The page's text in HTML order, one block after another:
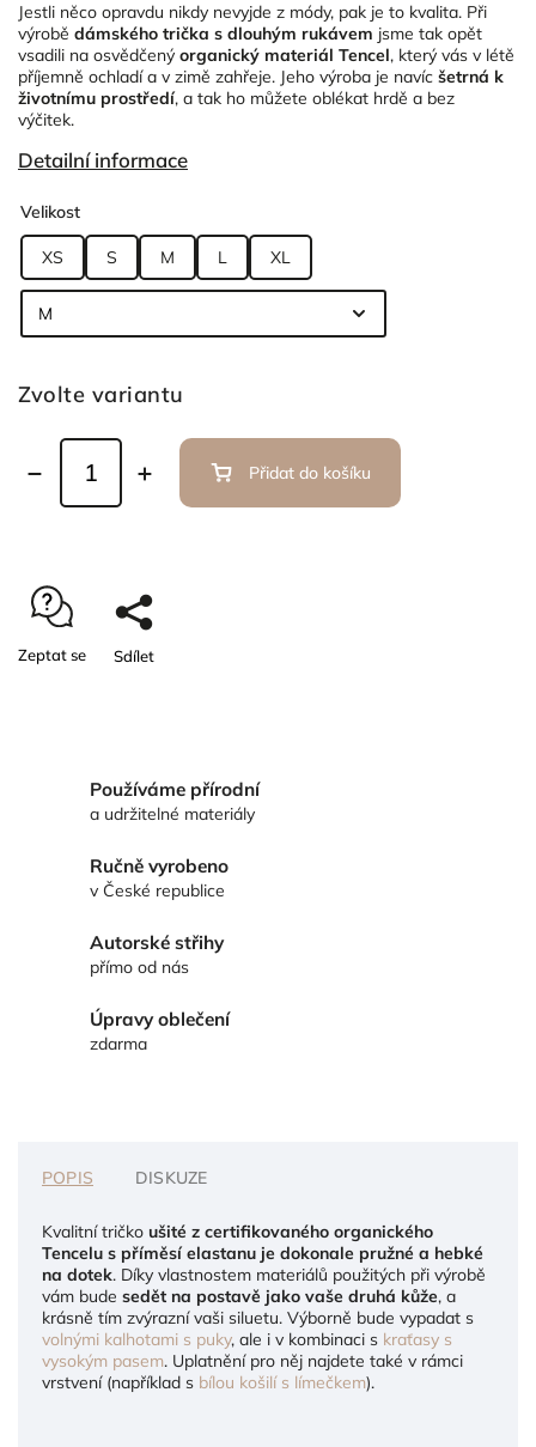
Jestli něco opravdu nikdy nevyjde z módy, pak je to kvalita. Při
výrobě dámského trička s dlouhým rukávem jsme tak opět
vsadili na osvědčený organický materiál Tencel, který vás v létě
příjemně ochladí a v zimě zahřeje. Jeho výroba je navíc šetrná k
životnímu prostředí, a tak ho můžete oblékat hrdě a bez
výčitek.
Detailní informace
Velikost
XS S M L XL
Zvolte variantu
Přidat do košíku
Zeptat se Sdílet
Používáme přírodní
a udržitelné materiály
Ručně vyrobeno
v České republice
Autorské střihy
přímo od nás
Úpravy oblečení
zdarma
POPIS DISKUZE
Kvalitní tričko ušité z certifikovaného organického
Tencelu s příměsí elastanu je dokonale pružné a hebké
na dotek. Díky vlastnostem materiálů použitých při výrobě
vám bude sedět na postavě jako vaše druhá kůže, a
krásně tím zvýrazní vaši siluetu. Výborně bude vypadat s
volnými kalhotami s puky, ale i v kombinaci s kraťasy s
vysokým pasem. Uplatnění pro něj najdete také v rámci
vrstvení (například s bílou košilí s límečkem).